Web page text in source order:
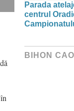
Parada
centrul
BIHON CAO